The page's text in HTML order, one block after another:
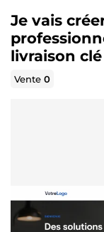
Je vais
livraison
Vente0